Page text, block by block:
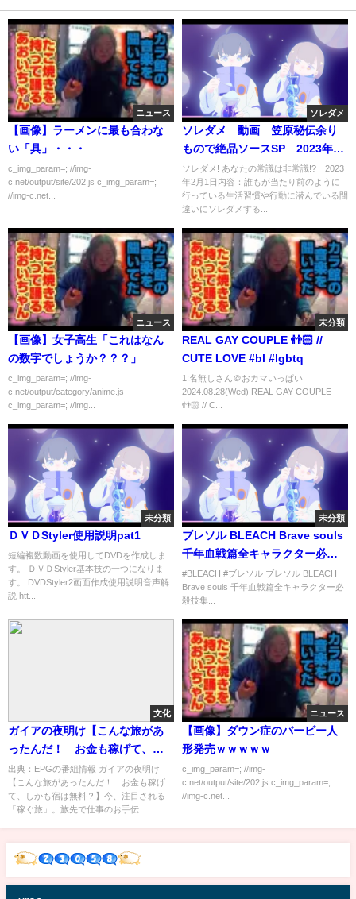
ニュース
【画像】ラーメンに最も合わな
い「具」・・・
c_img_param=; //img-
c.net/output/site/202.js c_img_param=;
//img-c.net...
ソレダメ
ソレダメ 動画 笠原秘伝余り
もので絶品ソースSP 2023年2
月1日
ソレダメ! あなたの常識は非常識!? 2023
年2月1日内容：誰もが当たり前のように
行っている生活習慣や行動に潜んでいる間
違いにソレダメする...
ニュース
【画像】女子高生「これはなん
の数字でしょうか？？？」
c_img_param=; //img-
c.net/output/category/anime.js
c_img_param=; //img...
未分類
REAL GAY COUPLE 👬🏻 //
CUTE LOVE #bl #lgbtq
1:名無しさん＠おカマいっぱい
2024.08.28(Wed) REAL GAY COUPLE
👬🏻 // C...
未分類
ＤＶＤStyler使用説明pat1
短編複数動画を使用してDVDを作成しま
す。 ＤＶＤStyler基本技の一つになりま
す。 DVDStyler2画面作成使用説明音声解
説 htt...
未分類
ブレソル BLEACH Brave souls
千年血戦篇全キャラクター必殺
技集
#BLEACH #ブレソル ブレソル BLEACH
Brave souls 千年血戦篇全キャラクター必
殺技集...
文化
ガイアの夜明け【こんな旅があ
ったんだ！ お金も稼げて、し
かも宿は無料？】[字]…の番組内
容解析まとめ
出典：EPGの番組情報 ガイアの夜明け
【こんな旅があったんだ！ お金も稼げ
て、しかも宿は無料？】今、注目される
「稼ぐ旅」。旅先で仕事のお手伝...
ニュース
【画像】ダウン症のバービー人
形発売ｗｗｗｗｗ
c_img_param=; //img-
c.net/output/site/202.js c_img_param=;
//img-c.net...